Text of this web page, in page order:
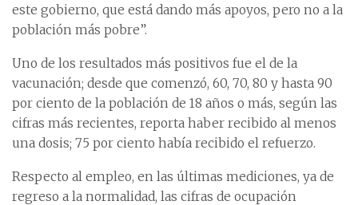
este gobierno, que está dando más apoyos, pero no a la
población más pobre”.
Uno de los resultados más positivos fue el de la
vacunación; desde que comenzó, 60, 70, 80 y hasta 90
por ciento de la población de 18 años o más, según las
cifras más recientes, reporta haber recibido al menos
una dosis; 75 por ciento había recibido el refuerzo.
Respecto al empleo, en las últimas mediciones, ya de
regreso a la normalidad, las cifras de ocupación